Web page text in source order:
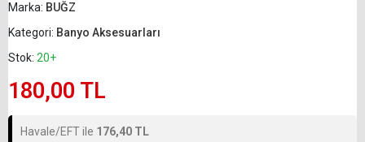
Marka: BUĞZ
Kategori: Banyo Aksesuarları
Stok: 20+
180,00 TL
Havale/EFT ile 176,40 TL